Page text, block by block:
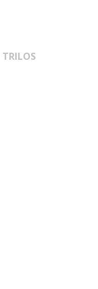
TRILOS